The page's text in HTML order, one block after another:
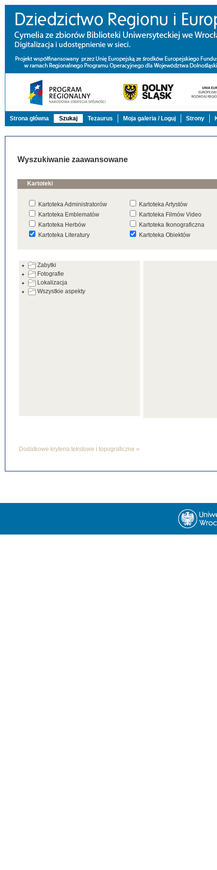
Strona główna Szukaj Tezaurus Moja galeria / Loguj Strony
Wyszukiwanie zaawansowane
Kartoteki
Kartoteka Administratorów
Kartoteka Artystów
Kartoteka Emblematów
Kartoteka Filmów Video
Kartoteka Herbów
Kartoteka Ikonograficzna
Kartoteka Literatury
Kartoteka Obiektów
Kartoteka Warsztatów
Kartoteka Zabytków
Zabytki
Fotografie
Lokalizacja
Wszystkie aspekty
Dodatkowe kryteria tekstowe i topograficzne »